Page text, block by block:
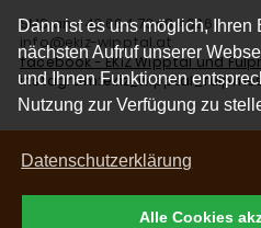
Dann ist es uns möglich, Ihren
nächsten Aufruf unserer
und Ihnen Funktionen
Nutzung zur Verfügung zu
Datenschutzerklärung
Alle Cookies
an +43 664 7348 4626
wipptal.at
facebook - EKiZ Wipptal und